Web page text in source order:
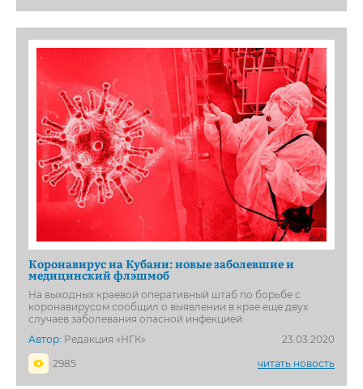
Коронавирус на Кубани: новые заболевшие и
медицинский флэшмоб
На выходных краевой оперативный штаб по борьбе с
коронавирусом сообщил о выявлении в крае еще двух
случаев заболевания опасной инфекцией
Автор: Редакция «НГК»
23.03.2020
2985
читать новость